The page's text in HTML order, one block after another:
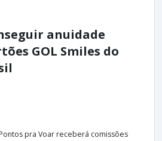
anuidade
GOL Smiles do
pra Voar receberá comissões